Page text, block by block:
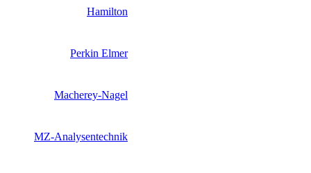
Hamilton
Perkin Elmer
Macherey-Nagel
MZ-Analysentechnik